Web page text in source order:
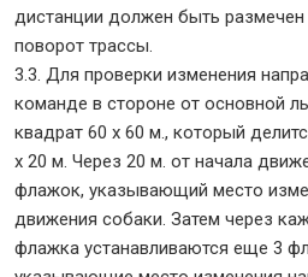
дистанции должен быть
поворот трассы.
3.3. Для проверки изменения
команде в стороне от основной
квадрат 60 х 60 м., который
х 20 м. Через 20 м. от начала
флажок, указывающий место
движения собаки. Затем через
флажка устанавливаются еще 3